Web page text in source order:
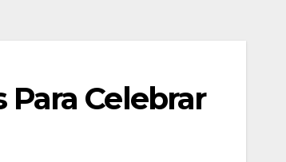
Para Celebrar